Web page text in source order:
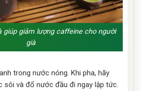
giúp giảm lượng caffeine cho người
già
trong nước nóng. Khi pha, hãy
sôi và đổ nước đầu đi ngay lập tức.